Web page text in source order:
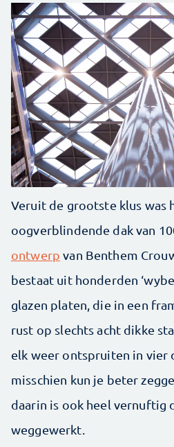
Veruit de grootste klus was
oogverblindende dak van
ontwerp van Benthem
bestaat uit honderden
glazen platen, die in een
rust op slechts acht dikke
elk weer ontspruiten in vier
misschien kun je beter
daarin is ook heel vernuftig
weggewerkt.